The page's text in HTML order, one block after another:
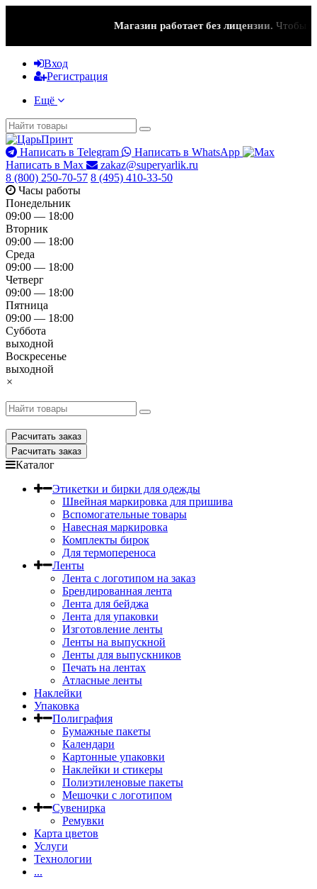
Магазин работает без лицензии.Чтобы
Вход
Регистрация
Ещё
Написать в Telegram
Написать в WhatsApp
Написать в Max
zakaz@superyarlik.ru
8 (800) 250-70-57 8 (495) 410-33-50
Часы работы
Понедельник
09:00 — 18:00
Вторник
09:00 — 18:00
Среда
09:00 — 18:00
Четверг
09:00 — 18:00
Пятница
09:00 — 18:00
Суббота
выходной
Воскресенье
выходной
×
Расчитать заказ
Расчитать заказ
Каталог
Этикетки и бирки для одежды
Швейная маркировка для пришива
Вспомогательные товары
Навесная маркировка
Комплекты бирок
Для термопереноса
Ленты
Лента с логотипом на заказ
Брендированная лента
Лента для бейджа
Лента для упаковки
Изготовление ленты
Ленты на выпускной
Ленты для выпускников
Печать на лентах
Атласные ленты
Наклейки
Упаковка
Полиграфия
Бумажные пакеты
Календари
Картонные упаковки
Наклейки и стикеры
Полиэтиленовые пакеты
Мешочки с логотипом
Сувенирка
Ремувки
Карта цветов
Услуги
Технологии
...